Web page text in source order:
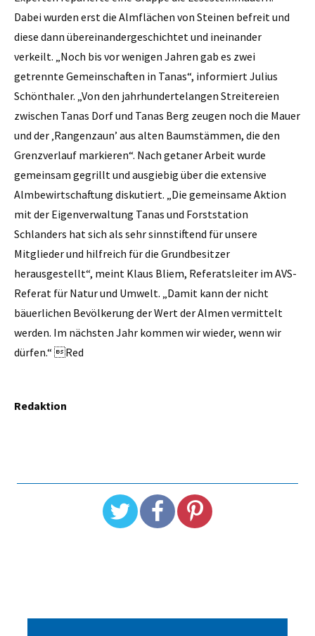
Dabei wurden erst die Almflächen von Steinen befreit und
diese dann übereinandergeschichtet und ineinander
verkeilt. „Noch bis vor wenigen Jahren gab es zwei
getrennte Gemeinschaften in Tanas“, informiert Julius
Schönthaler. „Von den jahrhundertelangen Streitereien
zwischen Tanas Dorf und Tanas Berg zeugen noch die Mauer
und der ‚Rangenzaun’ aus alten Baumstämmen, die den
Grenzverlauf markieren“. Nach getaner Arbeit wurde
gemeinsam gegrillt und ausgiebig über die extensive
Almbewirtschaftung diskutiert. „Die gemeinsame Aktion
mit der Eigenverwaltung Tanas und Forststation
Schlanders hat sich als sehr sinnstiftend für unsere
Mitglieder und hilfreich für die Grundbesitzer
herausgestellt“, meint Klaus Bliem, Referatsleiter im AVS-
Referat für Natur und Umwelt. „Damit kann der nicht
bäuerlichen Bevölkerung der Wert der Almen vermittelt
werden. Im nächsten Jahr kommen wir wieder, wenn wir
dürfen.“ Red
Redaktion